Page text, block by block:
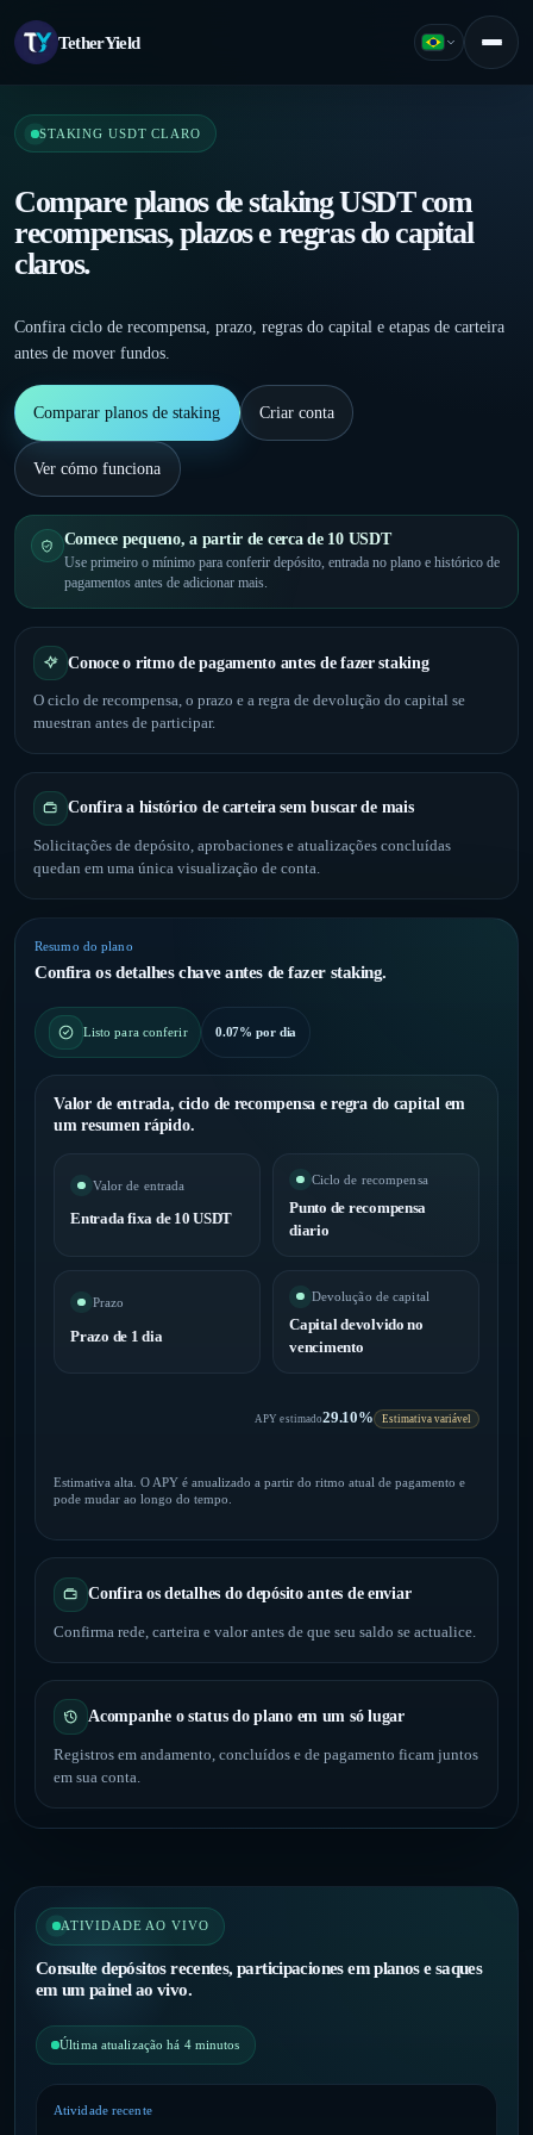
TetherYield
Português
Menu
STAKING USDT CLARO
Compare planos de staking USDT com
recompensas, plazos e regras do capital
claros.
Confira ciclo de recompensa, prazo, regras do capital e etapas de carteira
antes de mover fundos.
Comparar planos de staking Criar conta
Ver cómo funciona
Comece pequeno, a partir de cerca de 10 USDT
Use primeiro o mínimo para conferir depósito, entrada no plano e histórico de
pagamentos antes de adicionar mais.
Conoce o ritmo de pagamento antes de fazer staking
O ciclo de recompensa, o prazo e a regra de devolução do capital se
muestran antes de participar.
Confira a histórico de carteira sem buscar de mais
Solicitações de depósito, aprobaciones e atualizações concluídas
quedan em uma única visualização de conta.
Resumo do plano
Confira os detalhes chave antes de fazer staking.
Listo para conferir 0.07% por dia
Valor de entrada, ciclo de recompensa e regra do capital em
um resumen rápido.
Valor de entrada
Entrada fixa de 10 USDT
Ciclo de recompensa
Punto de recompensa
diario
Prazo
Prazo de 1 dia
Devolução de capital
Capital devolvido no
vencimento
APY estimado29.10% Estimativa variável
Estimativa alta. O APY é anualizado a partir do ritmo atual de pagamento e
pode mudar ao longo do tempo.
Confira os detalhes do depósito antes de enviar
Confirma rede, carteira e valor antes de que seu saldo se actualice.
Acompanhe o status do plano em um só lugar
Registros em andamento, concluídos e de pagamento ficam juntos
em sua conta.
ATIVIDADE AO VIVO
Consulte depósitos recentes, participaciones em planos e saques
em um painel ao vivo.
Última atualização há 4 minutos
Atividade recente